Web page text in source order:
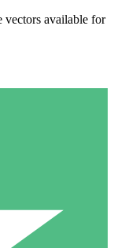
vectors available for